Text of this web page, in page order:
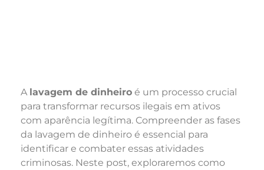
A lavagem de dinheiro é um processo crucial
para transformar recursos ilegais em ativos
com aparência legítima. Compreender as fases
da lavagem de dinheiro é essencial para
identificar e combater essas atividades
criminosas. Neste post, exploraremos como